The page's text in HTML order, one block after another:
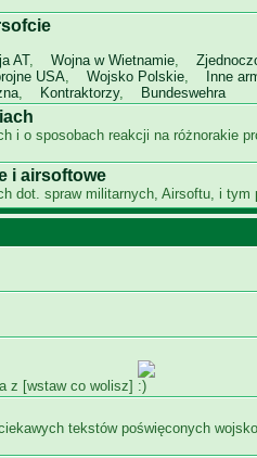
AT, Wojna w Wietnamie,
USA, Wojsko Polskie,
Inne
, Kontraktorzy, Bundeswehra
i o sposobach reakcji na różnorakie
i airsoftowe
dot. spraw militarnych, Airsoftu, i tym
z [wstaw co wolisz]
tekstów poświęconych